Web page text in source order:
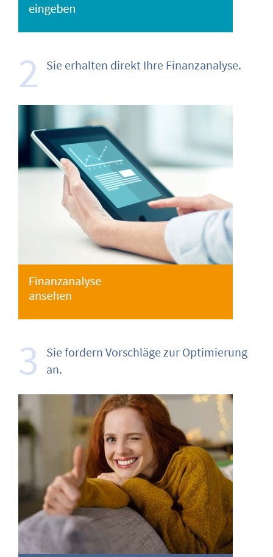
2 Sie erhalten direkt Ihre Finanz­analyse.
3
Sie fordern Vorschläge zur Optimierung
an.